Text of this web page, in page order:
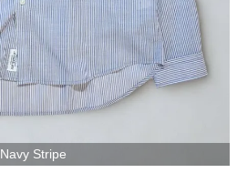
Navy Stripe